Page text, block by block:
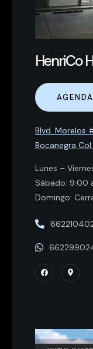
HenriCo
Blvd. Morelos
Bocanegra
Lunes –
Sábado: 9:00
Domingo: